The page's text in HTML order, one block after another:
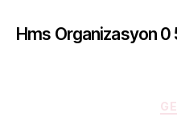
Hms Organizasyon 0